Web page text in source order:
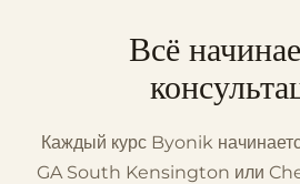
Всё
Каждый курс Byonik
GA South Kensington или